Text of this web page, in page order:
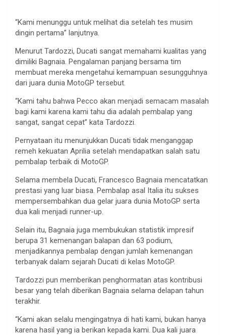
“Kami menunggu untuk melihat dia setelah tes musim
dingin pertama” lanjutnya.
Menurut Tardozzi, Ducati sangat memahami kualitas yang
dimiliki Bagnaia. Pengalaman panjang bersama tim
membuat mereka mengetahui kemampuan sesungguhnya
dari juara dunia MotoGP tersebut.
“Kami tahu bahwa Pecco akan menjadi semacam masalah
bagi kami karena kami tahu dia adalah pembalap yang
sangat, sangat cepat” kata Tardozzi.
Pernyataan itu menunjukkan Ducati tidak menganggap
remeh kekuatan Aprilia setelah mendapatkan salah satu
pembalap terbaik di MotoGP.
Selama membela Ducati, Francesco Bagnaia mencatatkan
prestasi yang luar biasa. Pembalap asal Italia itu sukses
mempersembahkan dua gelar juara dunia MotoGP serta
dua kali menjadi runner-up.
Selain itu, Bagnaia juga membukukan statistik impresif
berupa 31 kemenangan balapan dan 63 podium,
menjadikannya pembalap dengan jumlah kemenangan
terbanyak dalam sejarah Ducati di kelas MotoGP.
Tardozzi pun memberikan penghormatan atas kontribusi
besar yang telah diberikan Bagnaia selama delapan tahun
terakhir.
“Kami akan selalu mengingatnya di hati kami, bukan hanya
karena hasil yang ia berikan kepada kami. Dua kali juara